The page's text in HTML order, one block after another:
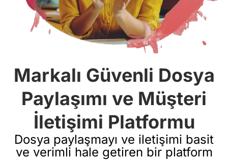
Markalı Güvenli Dosya
Paylaşımı ve Müşteri
İletişimi Platformu
Dosya paylaşmayı ve iletişimi basit
ve verimli hale getiren bir platform